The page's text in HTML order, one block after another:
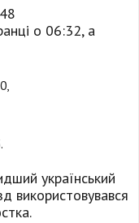
о 06:32, а
український
використовувався